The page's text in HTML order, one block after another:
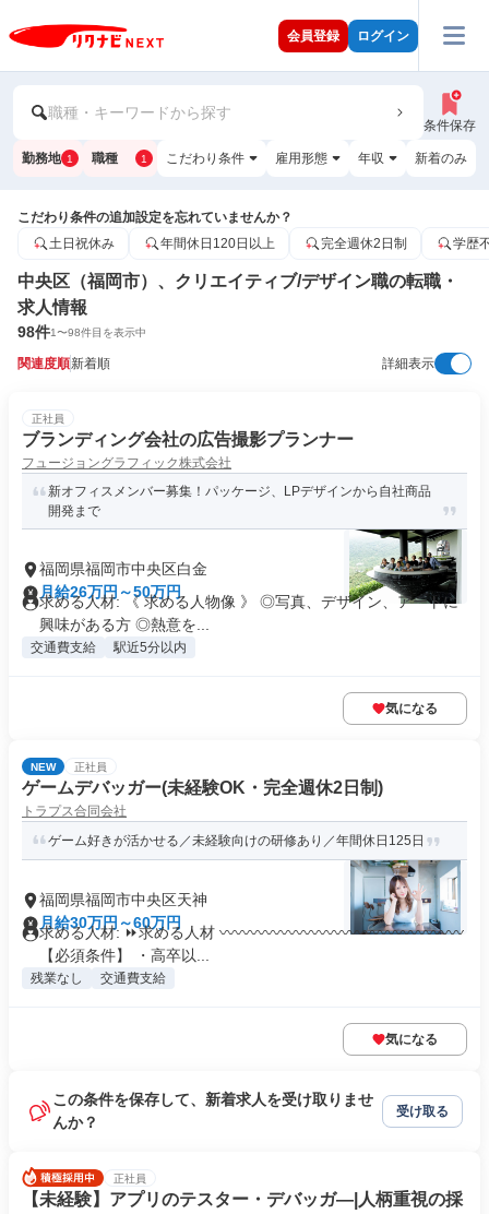
会員登録 ログイン
職種・キーワードから探す
条件保存
勤務地 1 職種 1 こだわり条件 雇用形態 年収 新着のみ
こだわり条件の追加設定を忘れていませんか？
土日祝休み
年間休日120日以上 完全週休2日制 学歴
中央区（福岡市）、クリエイティブ/デザイン職の転職・
求人情報
98件1〜98件目を表示中
関連度順新着順 詳細表示
正社員
ブランディング会社の広告撮影プランナー
フュージョングラフィック株式会社
新オフィスメンバー募集！パッケージ、LPデザインから自社商品
開発まで
福岡県福岡市中央区白金
月給26万円～50万円
求める人材: 《 求める人物像 》 ◎写真、デザイン、アートに
興味がある方 ◎熱意を...
交通費支給 駅近5分以内
気になる
NEW 正社員
ゲームデバッガー(未経験OK・完全週休2日制)
トラプス合同会社
ゲーム好きが活かせる／未経験向けの研修あり／年間休日125日
福岡県福岡市中央区天神
月給30万円～60万円
求める人材: ⏩求める人材 〰〰〰〰〰〰〰〰〰〰〰〰〰〰〰〰
【必須条件】 ・高卒以...
残業なし 交通費支給
気になる
この条件を保存して、新着求人を受け取りませ
んか？
受け取る
正社員
【未経験】アプリのテスター・デバッガ―|人柄重視の採